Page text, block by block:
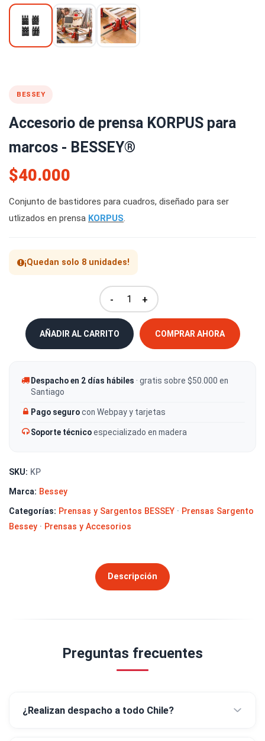
BESSEY
Accesorio de prensa KORPUS para
marcos - BESSEY®
$40.000
Conjunto de bastidores para cuadros, diseñado para ser
utlizados en prensa KORPUS.
¡Quedan solo 8 unidades!
- +
AÑADIR AL CARRITO COMPRAR AHORA
Despacho en 2 días hábiles · gratis sobre $50.000 en
Santiago
Pago segurocon Webpay y tarjetas
Soporte técnicoespecializado en madera
SKU: KP
Marca: Bessey
Categorías: Prensas y Sargentos BESSEY · Prensas Sargento
Bessey · Prensas y Accesorios
Descripción
Preguntas frecuentes
¿Realizan despacho a todo Chile?